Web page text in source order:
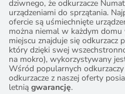
dziwnego, że odkurzacze
urządzeniami do sprzątania.
ofercie są uśmiechnięte
można niemal w każdym
miejscu znajduje się odkurzacz
który dzięki swej
na mokro), wykorzystywany
Wśród popularnych
odkurzacze z naszej oferty
letnią gwarancję.